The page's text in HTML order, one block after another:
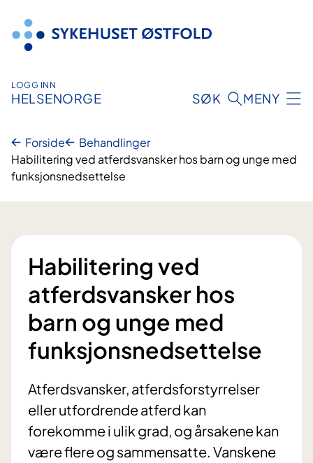
innhold
LOGG INN
HELSENORGE SØK MENY
Forside
Behandlinger
Habilitering ved atferdsvansker hos barn og unge med
funksjonsnedsettelse
Habilitering ved
atferdsvansker hos
barn og unge med
funksjonsnedsettelse
Atferdsvansker, atferdsforstyrrelser
eller utfordrende atferd kan
forekomme i ulik grad, og årsakene kan
være flere og sammensatte. Vanskene